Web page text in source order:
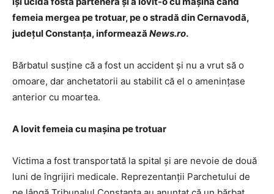
femeia mergea pe trotuar, pe o stradă din Cernavodă,
judeţul Constanţa, informează News.ro.
Bărbatul susţine că a fost un accident şi nu a vrut să o
omoare, dar anchetatorii au stabilit că el o ameninţase
anterior cu moartea.
A lovit femeia cu maşina pe trotuar
Victima a fost transportată la spital şi are nevoie de două
luni de îngrijiri medicale. Reprezentanţii Parchetului de